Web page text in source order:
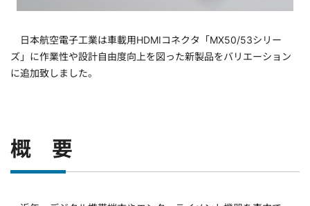
日本航空電子工業は車載用HDMIコネクタ「MX50/53シリー
ズ」に作業性や設計自由度向上を図った新製品をバリエーション
に追加致しました。
概 要